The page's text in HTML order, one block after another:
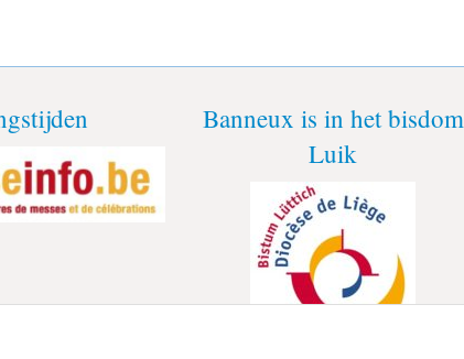
Banneux is in het bisdom
Luik